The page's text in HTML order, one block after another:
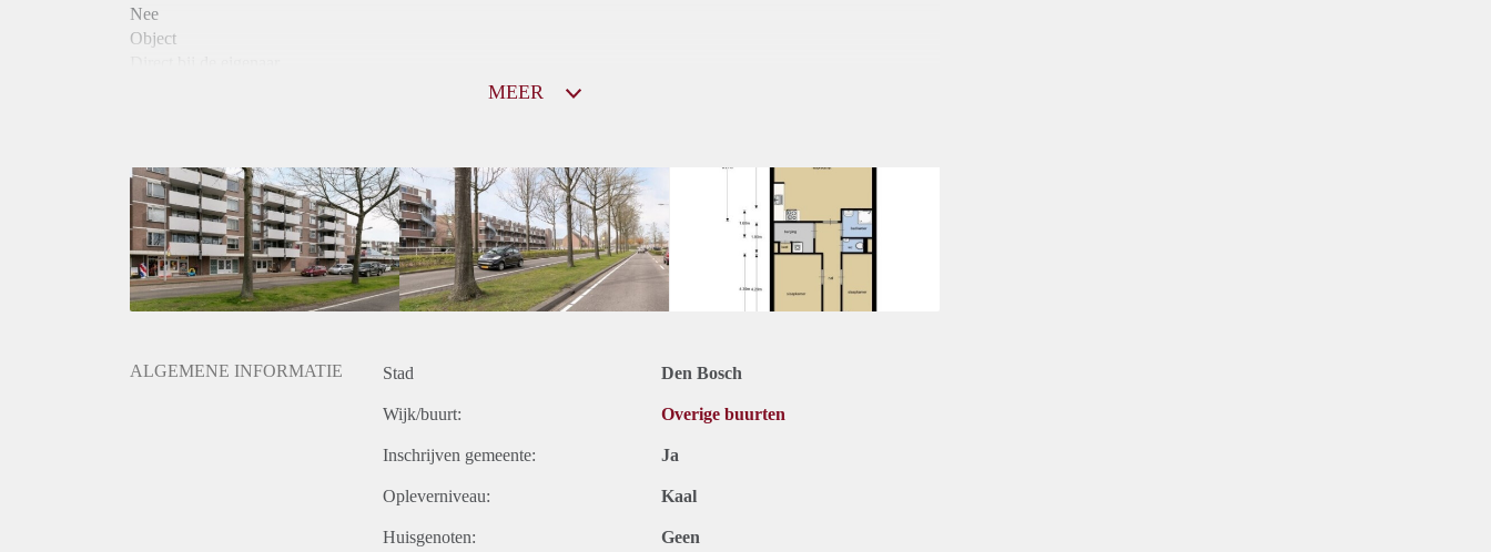
Nee
Object
Huurtoeslag
Niet mogelijk
Inkomen eis
2,8 X Maandhuur Bruto
Huurtermijn
Onbepaalde termijn
MEER
ALGEMENE INFORMATIE Stad Den Bosch
Wijk/buurt: Overige buurten
Inschrijven gemeente: Ja
Opleverniveau: Kaal
Huisgenoten: Geen